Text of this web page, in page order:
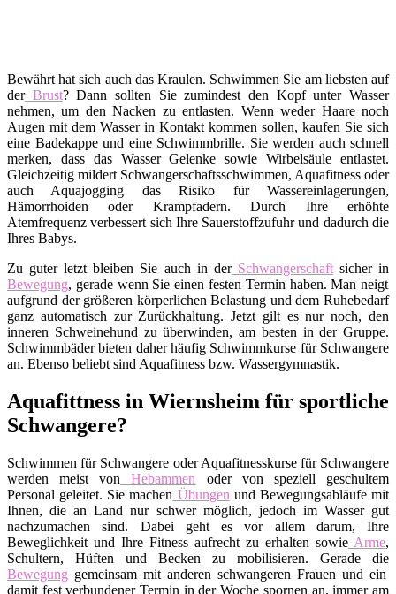
Bewährt hat sich auch das Kraulen. Schwimmen Sie am liebsten auf
derBrust? Dann sollten Sie zumindest den Kopf unter Wasser
nehmen, um den Nacken zu entlasten. Wenn weder Haare noch
Augen mit dem Wasser in Kontakt kommen sollen, kaufen Sie sich
eine Badekappe und eine Schwimmbrille. Sie werden auch schnell
merken, dass das Wasser Gelenke sowie Wirbelsäule entlastet.
Gleichzeitig mildert Schwangerschaftsschwimmen, Aquafitness oder
auch Aquajogging das Risiko für Wassereinlagerungen,
Hämorrhoiden oder Krampfadern. Durch Ihre erhöhte
Atemfrequenz verbessert sich Ihre Sauerstoffzufuhr und dadurch die
Ihres Babys.
Zu guter letzt bleiben Sie auch in derSchwangerschaftsicher in
Bewegung, gerade wenn Sie einen festen Termin haben. Man neigt
aufgrund der größeren körperlichen Belastung und dem Ruhebedarf
ganz automatisch zur Zurückhaltung. Jetzt gilt es nur noch, den
inneren Schweinehund zu überwinden, am besten in der Gruppe.
Schwimmbäder bieten daher häufig Schwimmkurse für Schwangere
an. Ebenso beliebt sind Aquafitness bzw. Wassergymnastik.
Aquafittness in Wiernsheim für sportliche
Schwangere?
Schwimmen für Schwangere oder Aquafitnesskurse für Schwangere
werden meist von Hebammen oder von speziell geschultem
Personal geleitet. Sie machen Übungen und Bewegungsabläufe mit
Ihnen, die an Land nur schwer möglich, jedoch im Wasser gut
nachzumachen sind. Dabei geht es vor allem darum, Ihre
Beweglichkeit und Ihre Fitness aufrecht zu erhalten sowie Arme,
Schultern, Hüften und Becken zu mobilisieren. Gerade die
Bewegung gemeinsam mit anderen schwangeren Frauen und ein
damit fest verbundener Termin in der Woche spornen an, immer am